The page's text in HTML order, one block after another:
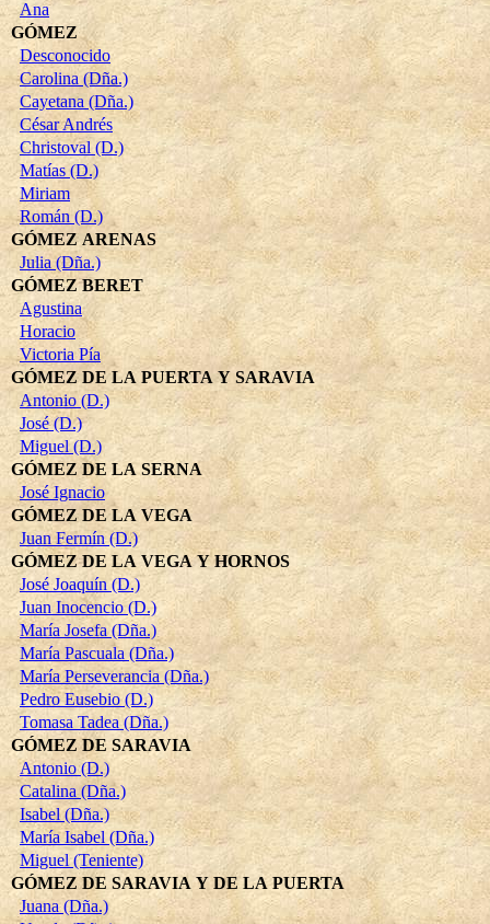
Ana
GÓMEZ
Desconocido
Carolina (Dña.)
Cayetana (Dña.)
César Andrés
Christoval (D.)
Matías (D.)
Miriam
Román (D.)
GÓMEZ ARENAS
Julia (Dña.)
GÓMEZ BERET
Agustina
Horacio
Victoria Pía
GÓMEZ DE LA PUERTA Y SARAVIA
Antonio (D.)
José (D.)
Miguel (D.)
GÓMEZ DE LA SERNA
José Ignacio
GÓMEZ DE LA VEGA
Juan Fermín (D.)
GÓMEZ DE LA VEGA Y HORNOS
José Joaquín (D.)
Juan Inocencio (D.)
María Josefa (Dña.)
María Pascuala (Dña.)
María Perseverancia (Dña.)
Pedro Eusebio (D.)
Tomasa Tadea (Dña.)
GÓMEZ DE SARAVIA
Antonio (D.)
Catalina (Dña.)
Isabel (Dña.)
María Isabel (Dña.)
Miguel (Teniente)
GÓMEZ DE SARAVIA Y DE LA PUERTA
Juana (Dña.)